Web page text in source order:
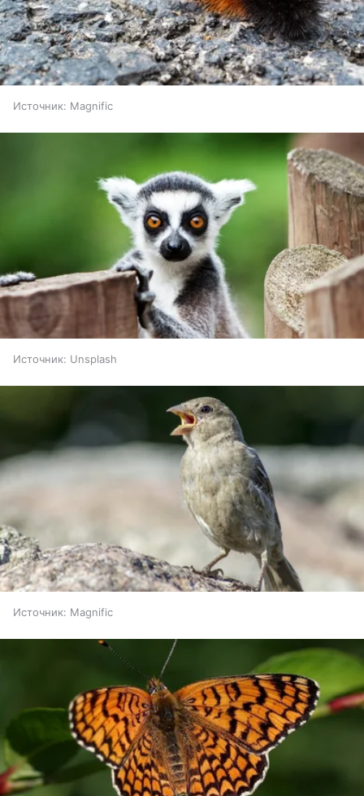
Источник: Magnific
Источник: Unsplash
Источник: Magnific